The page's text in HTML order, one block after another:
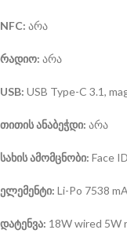
NFC: არა
რადიო: არა
USB: USB Type-C 3.1,
თითისანაბეჭდი: არა
სახის ამომცნობი: Face
ელემენტი: Li-Po 7538
დატენვა: 18W wired 5W